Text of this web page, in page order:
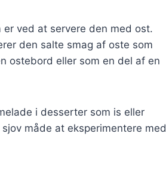
ved at servere den med ost.
den salte smag af oste som
ostebord eller som en del af en
i desserter som is eller
måde at eksperimentere med